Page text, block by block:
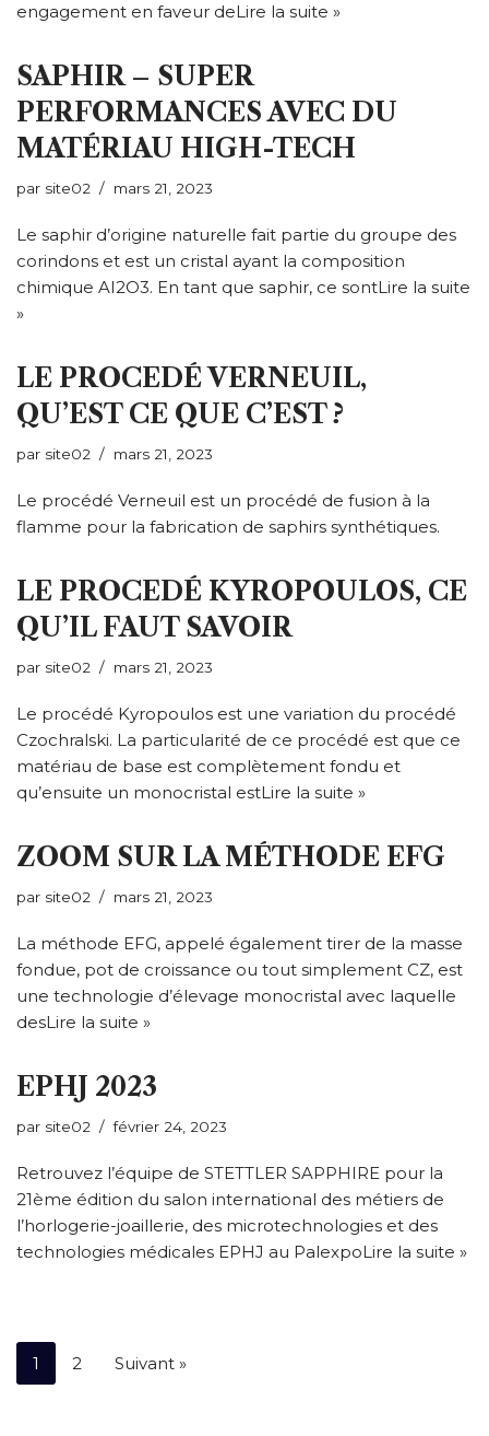
engagement en faveur deLire la suite »
SAPHIR – SUPER
PERFORMANCES AVEC DU
MATÉRIAU HIGH-TECH
par site02 mars 21, 2023
Le saphir d’origine naturelle fait partie du groupe des
corindons et est un cristal ayant la composition
chimique AI2O3. En tant que saphir, ce sontLire la suite
»
LE PROCEDÉ VERNEUIL,
QU’EST CE QUE C’EST ?
par site02 mars 21, 2023
Le procédé Verneuil est un procédé de fusion à la
flamme pour la fabrication de saphirs synthétiques.
LE PROCEDÉ KYROPOULOS, CE
QU’IL FAUT SAVOIR
par site02 mars 21, 2023
Le procédé Kyropoulos est une variation du procédé
Czochralski. La particularité de ce procédé est que ce
matériau de base est complètement fondu et
qu’ensuite un monocristal estLire la suite »
ZOOM SUR LA MÉTHODE EFG
par site02 mars 21, 2023
La méthode EFG, appelé également tirer de la masse
fondue, pot de croissance ou tout simplement CZ, est
une technologie d’élevage monocristal avec laquelle
desLire la suite »
EPHJ 2023
par site02 février 24, 2023
Retrouvez l’équipe de STETTLER SAPPHIRE pour la
21ème édition du salon international des métiers de
l’horlogerie-joaillerie, des microtechnologies et des
technologies médicales EPHJ au PalexpoLire la suite »
1 2 Suivant »